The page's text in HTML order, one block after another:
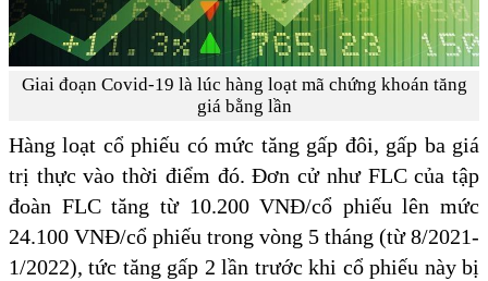
Giai đoạn Covid-19 là lúc hàng loạt mã chứng khoán tăng
giá bằng lần
Hàng loạt cổ phiếu có mức tăng gấp đôi, gấp ba giá
trị thực vào thời điểm đó. Đơn cử như FLC của tập
đoàn FLC tăng từ 10.200 VNĐ/cổ phiếu lên mức
24.100 VNĐ/cổ phiếu trong vòng 5 tháng (từ 8/2021-
1/2022), tức tăng gấp 2 lần trước khi cổ phiếu này bị